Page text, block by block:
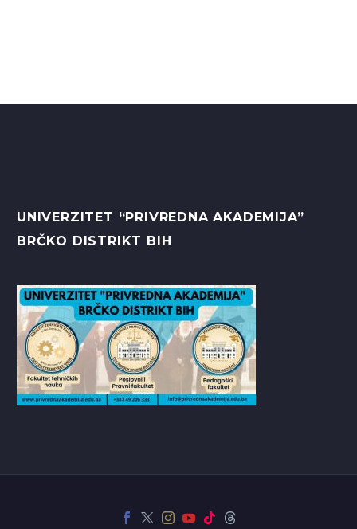
UNIVERZITET “PRIVREDNA AKADEMIJA”
BRČKO DISTRIKT BIH